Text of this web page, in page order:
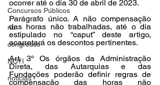
Concursos Públicos
no
congresso
NOTI
noticias
ocorrer até o dia 30 de abril de 2023.
Parágrafo único. A não compensação
das horas não trabalhadas, até o dia
estipulado no “caput” deste artigo,
acarretará os descontos pertinentes.
Art. 3º Os órgãos da Administração
Direta, das Autarquias e das
Fundações poderão definir regras de
compensação das horas não